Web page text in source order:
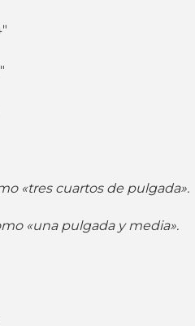
«tres cuartos de pulgada».
«una pulgada y media».